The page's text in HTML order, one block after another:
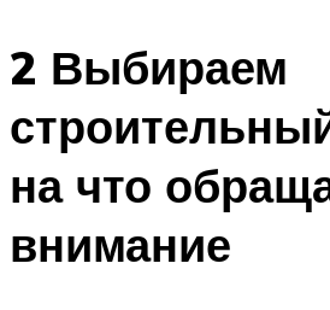
2 Выбираем
на что
внимание